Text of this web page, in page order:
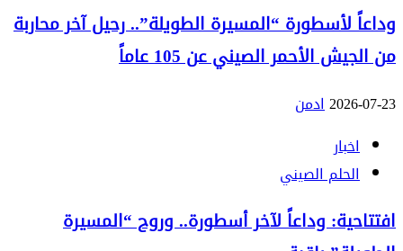
وداعاً لأسطورة “المسيرة الطويلة”.. رحيل آخر محاربة
من الجيش الأحمر الصيني عن 105 عاماً
2026-07-23ادمن
اخبار
الحلم الصيني
افتتاحية: وداعاً لآخر أسطورة.. وروح “المسيرة